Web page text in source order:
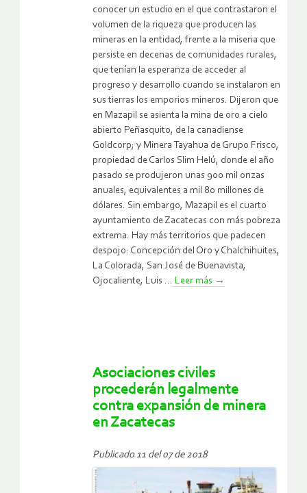
conocer un estudio en el que contrastaron el
volumen de la riqueza que producen las
mineras en la entidad, frente a la miseria que
persiste en decenas de comunidades rurales,
que tenían la esperanza de acceder al
progreso y desarrollo cuando se instalaron en
sus tierras los emporios mineros. Dijeron que
en Mazapil se asienta la mina de oro a cielo
abierto Peñasquito, de la canadiense
Goldcorp; y Minera Tayahua de Grupo Frisco,
propiedad de Carlos Slim Helú, donde el año
pasado se produjeron unas 900 mil onzas
anuales, equivalentes a mil 80 millones de
dólares. Sin embargo, Mazapil es el cuarto
ayuntamiento de Zacatecas con más pobreza
extrema. Hay más territorios que padecen
despojo: Concepción del Oro y Chalchihuites,
La Colorada, San José de Buenavista,
Ojocaliente, Luis ... Leer más →
Asociaciones civiles
procederán legalmente
contra expansión de minera
en Zacatecas
Publicado 11 del 07 de 2018